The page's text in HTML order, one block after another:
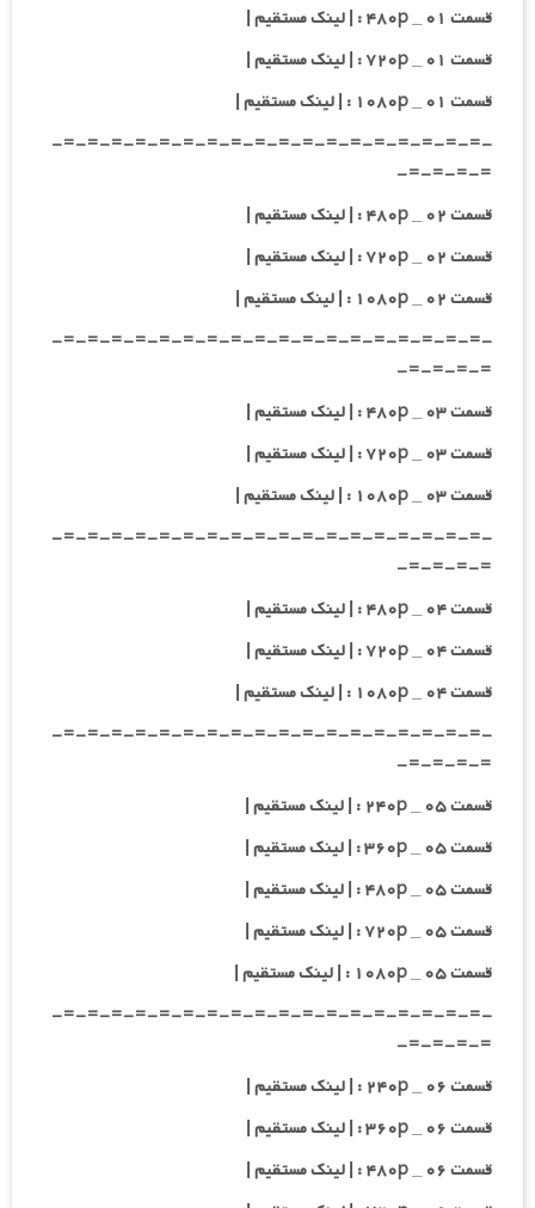
قسمت ۰۱ _ ۴۸۰p : | لینک مستقیم |
قسمت ۰۱ _ ۷۲۰p : | لینک مستقیم |
قسمت ۰۱ _ ۱۰۸۰p : | لینک مستقیم |
-=-=-=-=-=-=-=-=-=-=-=-=-=-=-=-=-=-=-
=-=-=-=-
قسمت ۰۲ _ ۴۸۰p : | لینک مستقیم |
قسمت ۰۲ _ ۷۲۰p : | لینک مستقیم |
قسمت ۰۲ _ ۱۰۸۰p : | لینک مستقیم |
-=-=-=-=-=-=-=-=-=-=-=-=-=-=-=-=-=-=-
=-=-=-=-
قسمت ۰۳ _ ۴۸۰p : | لینک مستقیم |
قسمت ۰۳ _ ۷۲۰p : | لینک مستقیم |
قسمت ۰۳ _ ۱۰۸۰p : | لینک مستقیم |
-=-=-=-=-=-=-=-=-=-=-=-=-=-=-=-=-=-=-
=-=-=-=-
قسمت ۰۴ _ ۴۸۰p : | لینک مستقیم |
قسمت ۰۴ _ ۷۲۰p : | لینک مستقیم |
قسمت ۰۴ _ ۱۰۸۰p : | لینک مستقیم |
-=-=-=-=-=-=-=-=-=-=-=-=-=-=-=-=-=-=-
=-=-=-=-
قسمت ۰۵ _ ۲۴۰p : | لینک مستقیم |
قسمت ۰۵ _ ۳۶۰p : | لینک مستقیم |
قسمت ۰۵ _ ۴۸۰p : | لینک مستقیم |
قسمت ۰۵ _ ۷۲۰p : | لینک مستقیم |
قسمت ۰۵ _ ۱۰۸۰p : | لینک مستقیم |
-=-=-=-=-=-=-=-=-=-=-=-=-=-=-=-=-=-=-
=-=-=-=-
قسمت ۰۶ _ ۲۴۰p : | لینک مستقیم |
قسمت ۰۶ _ ۳۶۰p : | لینک مستقیم |
قسمت ۰۶ _ ۴۸۰p : | لینک مستقیم |